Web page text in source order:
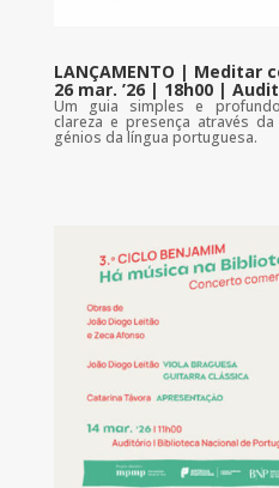
LANÇAMENTO | Meditar
26 mar. ’26 | 18h00 |
Um guia simples e
clareza e presença através
génios da língua portuguesa.